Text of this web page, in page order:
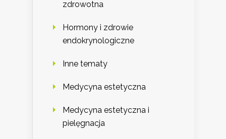
zdrowotna
Hormony i zdrowie
endokrynologiczne
Inne tematy
Medycyna estetyczna
Medycyna estetyczna i
pielęgnacja